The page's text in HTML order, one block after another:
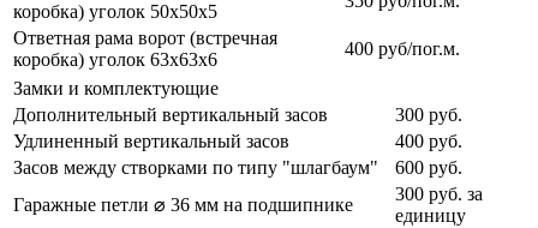
коробка) уголок 50х50х5
Ответная рама ворот (встречная
коробка) уголок 63х63х6
400 руб/пог.м.
Замки и комплектующие
Дополнительный вертикальный засов
300 руб.
Удлиненный вертикальный засов
400 руб.
Засов между створками по типу "шлагбаум"
600 руб.
Гаражные петли ⌀ 36 мм на подшипнике
300 руб. за
единицу